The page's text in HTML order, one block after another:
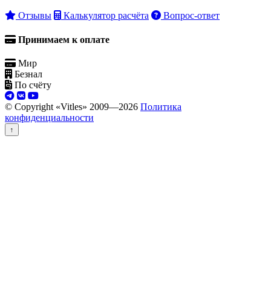
Отзывы Калькулятор расчёта Вопрос-ответ
Принимаем к оплате
Мир
Безнал
По счёту
© Copyright «Vitles» 2009—2026 Политика
конфиденциальности
↑